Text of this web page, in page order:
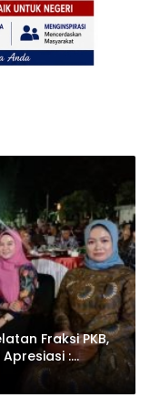
Fraksi PKB,
Apresiasi :
Melalui
2026